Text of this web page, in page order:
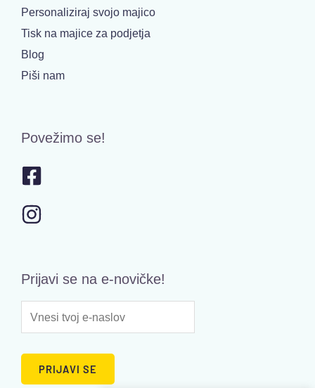
Personaliziraj svojo majico
Tisk na majice za podjetja
Blog
Piši nam
Povežimo se!
Prijavi se na e-novičke!